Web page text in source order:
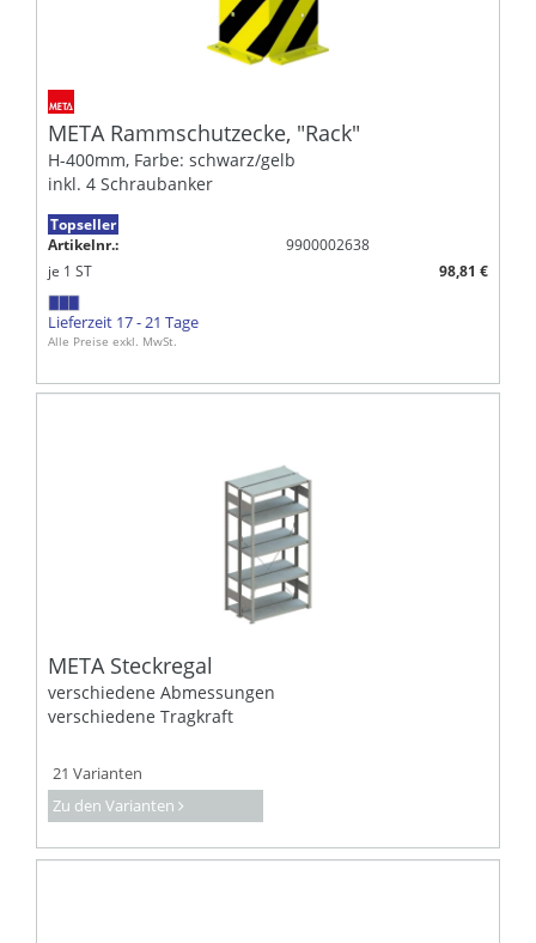
META Rammschutzecke, "Rack"
H-400mm, Farbe: schwarz/gelb
inkl. 4 Schraubanker
Topseller
Artikelnr.:
9900002638
je 1 ST 98,81 €
Lieferzeit 17 - 21 Tage
Alle Preise exkl. MwSt.
META Steckregal
verschiedene Abmessungen
verschiedene Tragkraft
21 Varianten
Zu den Varianten